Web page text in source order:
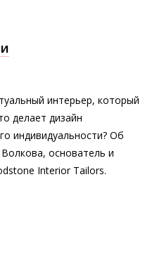
интерьер, который
делает дизайн
индивидуальности? Об
основатель и
Interior Tailors.